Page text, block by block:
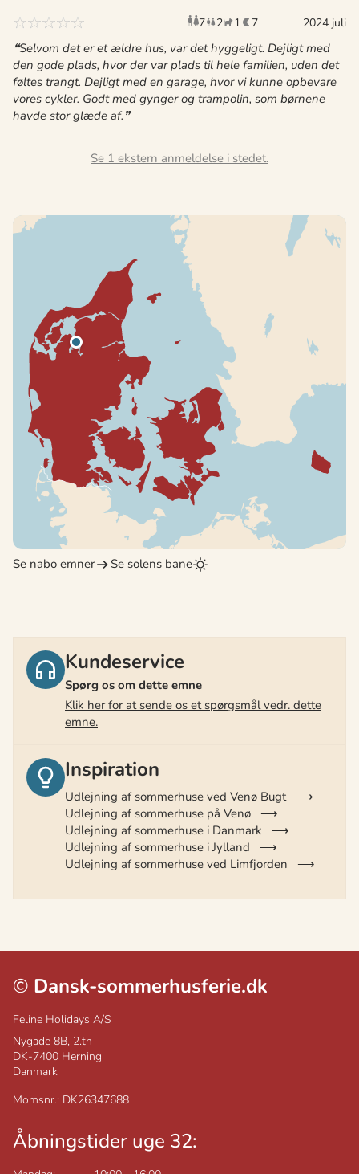
7 2 børn
1 husdyr
7 2024 juli
Selvom det er et ældre hus, var det hyggeligt. Dejligt med
den gode plads, hvor der var plads til hele familien, uden det
føltes trangt. Dejligt med en garage, hvor vi kunne opbevare
vores cykler. Godt med gynger og trampolin, som børnene
havde stor glæde af.
Se 1 ekstern anmeldelse i stedet.
Se nabo emner Se solens bane
Kundeservice
Spørg os om dette emne
Klik her for at sende os et spørgsmål vedr. dette
emne.
Inspiration
Udlejning af sommerhuse ved Venø Bugt
Udlejning af sommerhuse på Venø
Udlejning af sommerhuse i Danmark
Udlejning af sommerhuse i Jylland
Udlejning af sommerhuse ved Limfjorden
© Dansk-sommerhusferie.dk
Feline Holidays A/S
Nygade 8B, 2.th
DK-7400 Herning
Danmark
Momsnr.: DK26347688
Åbningstider uge 32: